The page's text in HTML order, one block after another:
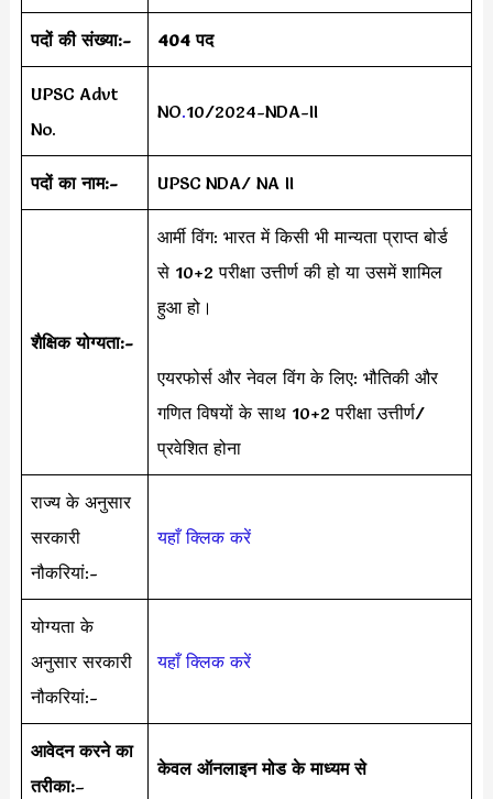
पदों की संख्या:- 404 पद
UPSC Advt
No.
NO.10/2024-NDA-II
पदों का नाम:- UPSC NDA/ NA II
शैक्षिक योग्यता:-
आर्मी विंग: भारत में किसी भी मान्यता प्राप्त बोर्ड
से 10+2 परीक्षा उत्तीर्ण की हो या उसमें शामिल
हुआ हो।
एयरफोर्स और नेवल विंग के लिए: भौतिकी और
गणित विषयों के साथ 10+2 परीक्षा उत्तीर्ण/
प्रवेशित होना
राज्य के अनुसार
सरकारी
नौकरियां:-
यहाँ क्लिक करें
योग्यता के
अनुसार सरकारी
नौकरियां:-
यहाँ क्लिक करें
आवेदन करने का
तरीका:–
केवल ऑनलाइन मोड के माध्यम से